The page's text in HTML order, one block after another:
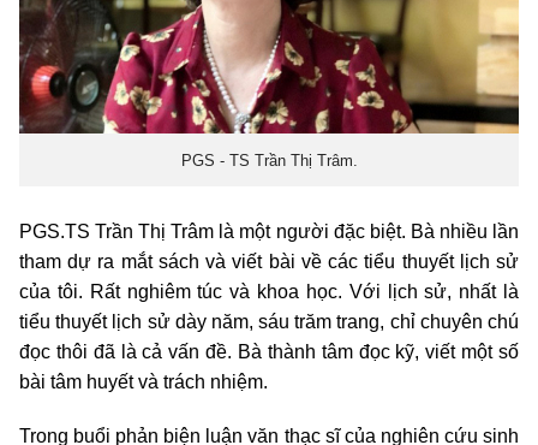
PGS - TS Trần Thị Trâm.
PGS.TS Trần Thị Trâm là một người đặc biệt. Bà nhiều lần
tham dự ra mắt sách và viết bài về các tiểu thuyết lịch sử
của tôi. Rất nghiêm túc và khoa học. Với lịch sử, nhất là
tiểu thuyết lịch sử dày năm, sáu trăm trang, chỉ chuyên chú
đọc thôi đã là cả vấn đề. Bà thành tâm đọc kỹ, viết một số
bài tâm huyết và trách nhiệm.
Trong buổi phản biện luận văn thạc sĩ của nghiên cứu sinh